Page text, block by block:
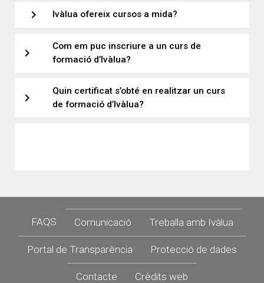
expand_more Ivàlua ofereix cursos a mida?
expand_more
Com em puc inscriure a un curs de
formació d’Ivàlua?
expand_more
Quin certificat s’obté en realitzar un curs
de formació d’Ivàlua?
Footer
FAQS Comunicació Treballa amb Ivàlua
Portal de Transparència Protecció de dades
Contacte Crèdits web